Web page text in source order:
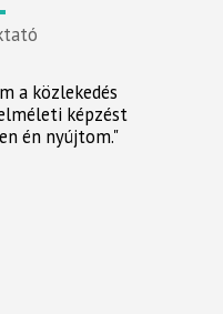
a közlekedés
képzést
én nyújtom."